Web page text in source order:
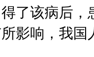
了该病后
影响，我